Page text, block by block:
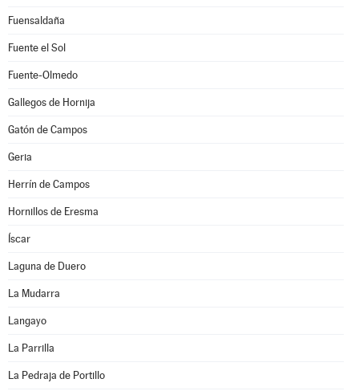
Fuensaldaña
Fuente el Sol
Fuente-Olmedo
Gallegos de Hornija
Gatón de Campos
Geria
Herrín de Campos
Hornillos de Eresma
Íscar
Laguna de Duero
La Mudarra
Langayo
La Parrilla
La Pedraja de Portillo